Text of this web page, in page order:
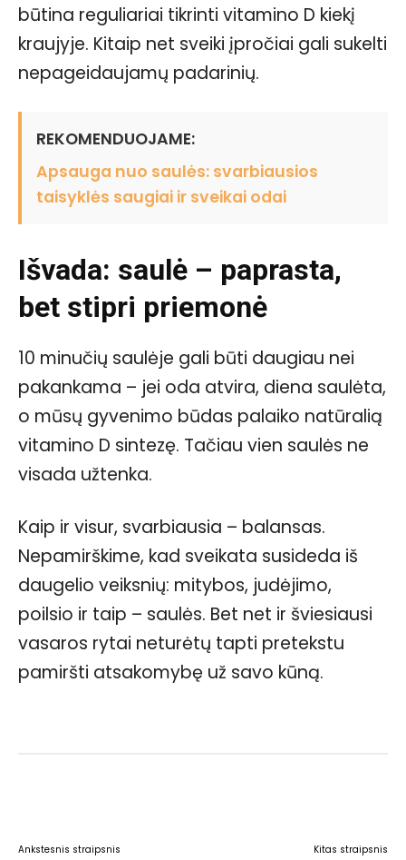
būtina reguliariai tikrinti vitamino D kiekį
kraujyje. Kitaip net sveiki įpročiai gali sukelti
nepageidaujamų padarinių.
REKOMENDUOJAME:
Apsauga nuo saulės: svarbiausios
taisyklės saugiai ir sveikai odai
Išvada: saulė – paprasta,
bet stipri priemonė
10 minučių saulėje gali būti daugiau nei
pakankama – jei oda atvira, diena saulėta,
o mūsų gyvenimo būdas palaiko natūralią
vitamino D sintezę. Tačiau vien saulės ne
visada užtenka.
Kaip ir visur, svarbiausia – balansas.
Nepamirškime, kad sveikata susideda iš
daugelio veiksnių: mitybos, judėjimo,
poilsio ir taip – saulės. Bet net ir šviesiausi
vasaros rytai neturėtų tapti pretekstu
pamiršti atsakomybę už savo kūną.
Ankstesnis straipsnis Kitas straipsnis